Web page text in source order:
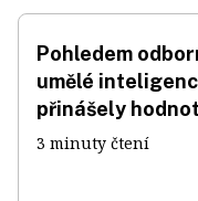
Pohledem
umělé
přinášely
3 minuty čtení